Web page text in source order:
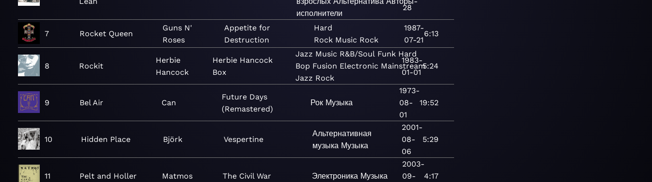
исполнители
28
7 Rocket Queen
Guns N'
Roses
Appetite for
Destruction
Hard
Rock Music Rock
1987-
07-21
6:13
8 Rockit
Herbie
Hancock
Herbie Hancock
Box
Jazz Music R&B/Soul Funk Hard
Bop Fusion Electronic Mainstream
Jazz Rock
1983-
01-01
5:24
9 Bel Air Can
Future Days
(Remastered)
Рок Музыка
1973-
08-
01
19:52
10 Hidden Place Björk Vespertine
Альтернативная
музыка Музыка
2001-
08-
06
5:29
11 Pelt and Holler Matmos The Civil War Электроника Музыка
2003-
09-
4:17